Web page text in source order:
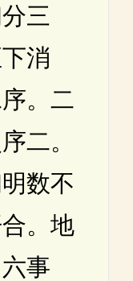
三
消
。二
二。
数不
。地
事